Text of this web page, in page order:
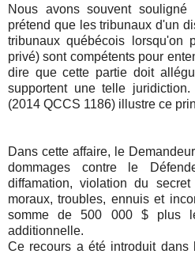
Nous avons souvent
prétend que les tribunaux d'un
tribunaux québécois lorsqu'on
privé) sont compétents pour
dire que cette partie doit
supportent une telle juridiction.
(2014 QCCS 1186) illustre ce
Dans cette affaire, le
dommages contre le
diffamation, violation du secret
moraux, troubles, ennuis et
somme de 500 000 $ plus
additionnelle.
Ce recours a été introduit dans